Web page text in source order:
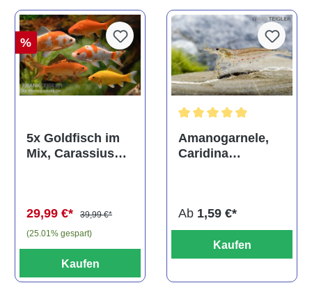
%
5x Goldfisch im
Mix, Carassius
29,99 €*
39,99 €*
(25.01% gespart)
Kaufen
Amanogarnele,
Caridina
Ab 1,59 €*
Kaufen